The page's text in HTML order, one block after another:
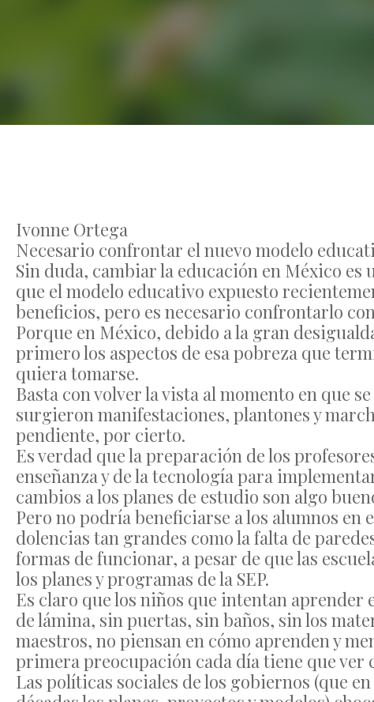
Ivonne Ortega
Necesario confrontar el nuevo modelo
Sin duda, cambiar la educación en México
que el modelo educativo expuesto
beneficios, pero es necesario confrontarlo
Porque en México, debido a la gran
primero los aspectos de esa pobreza que
quiera tomarse.
Basta con volver la vista al momento en que
surgieron manifestaciones, plantones y
pendiente, por cierto.
Es verdad que la preparación de los
enseñanza y de la tecnología para
cambios a los planes de estudio son algo
Pero no podría beneficiarse a los alumnos en
dolencias tan grandes como la falta de
formas de funcionar, a pesar de que las
los planes y programas de la SEP.
Es claro que los niños que intentan aprender
de lámina, sin puertas, sin baños, sin los
maestros, no piensan en cómo aprenden y
primera preocupación cada día tiene que ver
Las políticas sociales de los gobiernos (que